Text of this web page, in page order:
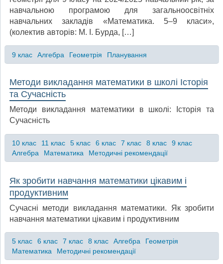
навчальною програмою для загальноосвітніх
навчальних закладів «Математика. 5–9 класи»,
(колектив авторів: М. І. Бурда, […]
9 клас Алгебра Геометрія Планування
Методи викладання математики в школі Історія
та Сучасність
Методи викладання математики в школі: Історія та
Сучасність
10 клас 11 клас 5 клас 6 клас 7 клас 8 клас
9 клас
Алгебра
Математика Методичні рекомендації
Як зробити навчання математики цікавим і
продуктивним
Сучасні методи викладання математики. Як зробити
навчання математики цікавим і продуктивним
5 клас 6 клас 7 клас 8 клас Алгебра
Геометрія
Математика
Методичні рекомендації